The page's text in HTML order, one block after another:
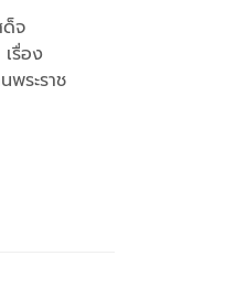
จ
รื่อง
ระราช